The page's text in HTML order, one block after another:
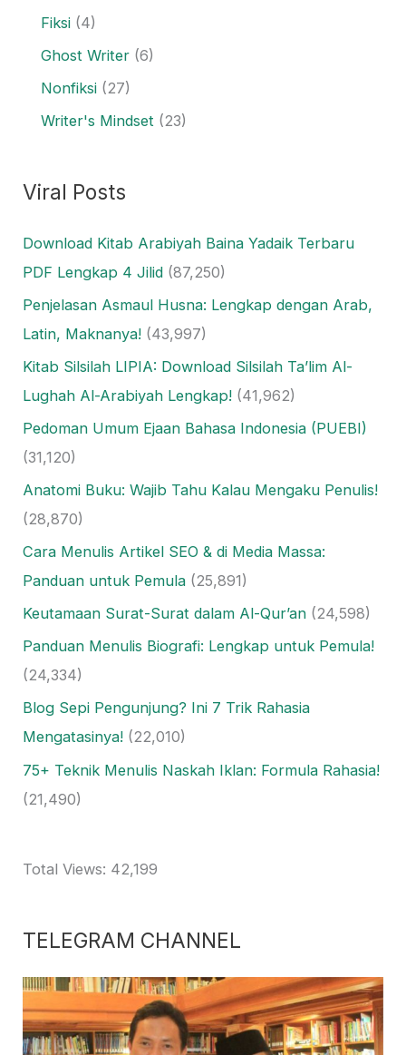
Fiksi (4)
Ghost Writer (6)
Nonfiksi (27)
Writer's Mindset (23)
Viral Posts
Download Kitab Arabiyah Baina Yadaik Terbaru
PDF Lengkap 4 Jilid (87,250)
Penjelasan Asmaul Husna: Lengkap dengan Arab,
Latin, Maknanya! (43,997)
Kitab Silsilah LIPIA: Download Silsilah Ta’lim Al-
Lughah Al-Arabiyah Lengkap! (41,962)
Pedoman Umum Ejaan Bahasa Indonesia (PUEBI)
(31,120)
Anatomi Buku: Wajib Tahu Kalau Mengaku Penulis!
(28,870)
Cara Menulis Artikel SEO & di Media Massa:
Panduan untuk Pemula (25,891)
Keutamaan Surat-Surat dalam Al-Qur’an (24,598)
Panduan Menulis Biografi: Lengkap untuk Pemula!
(24,334)
Blog Sepi Pengunjung? Ini 7 Trik Rahasia
Mengatasinya! (22,010)
75+ Teknik Menulis Naskah Iklan: Formula Rahasia!
(21,490)
Total Views: 42,199
TELEGRAM CHANNEL